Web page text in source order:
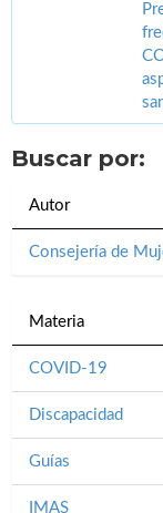
Buscar por:
Autor
Consejería de
Materia
COVID-19
Discapacidad
Guías
IMAS